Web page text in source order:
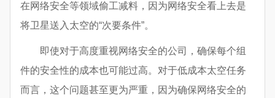
在网络安全等领域偷工减料，因为网络安全看上去是
将卫星送入太空的“次要条件”。
即使对于高度重视网络安全的公司，确保每个组
件的安全性的成本也可能过高。对于低成本太空任务
而言，这个问题甚至更为严重，因为确保网络安全的